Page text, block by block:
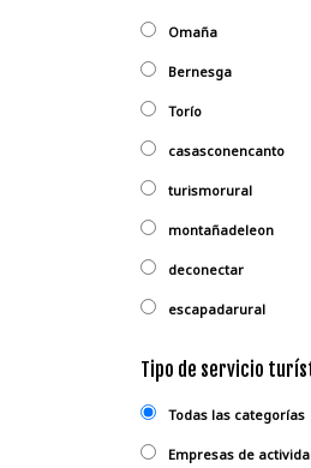
Omaña
Bernesga
Torío
casasconencanto
turismorural
montañadeleon
deconectar
escapadarural
Tipo de servicio
Todas las categorías
Empresas de